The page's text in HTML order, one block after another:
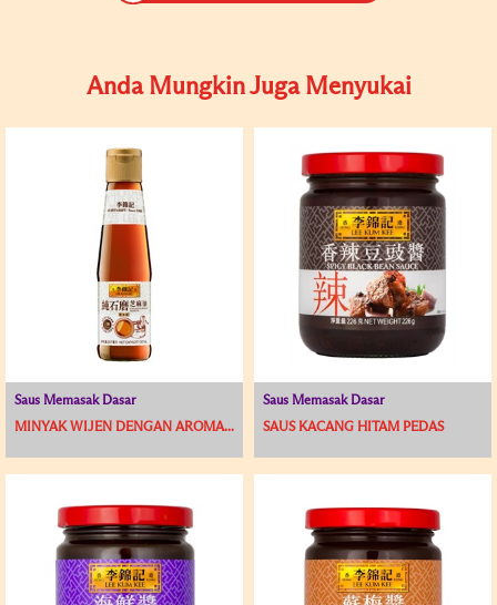
Anda Mungkin Juga Menyukai
Saus Memasak Dasar
MINYAK WIJEN DENGAN AROMA...
Saus Memasak Dasar
SAUS KACANG HITAM PEDAS